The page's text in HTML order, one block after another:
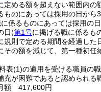
定める額を超えない範囲内の
ものにあっては採用の日から
係るものにあっては採用の
日(第1号に掲げる職に係るも
規則で定める期間を経過した
その額を減じて、第一種初任
表(1)の適用を受ける職員の
充が困難であると認められる
額 417,600円